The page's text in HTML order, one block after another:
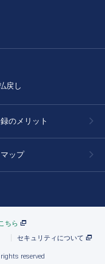
戻し
のメリット
ップ
ちら
セキュリティについて
reserved